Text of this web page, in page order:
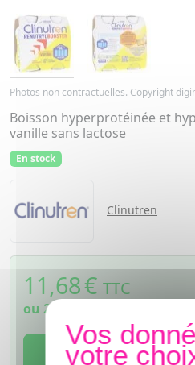
Photos non contractuelles. Copyright
Boisson hyperprotéinée et
vanille sans lactose
En stock
Clinutren
11,68€ TTC
ou 2,92€
AJOUTER AU